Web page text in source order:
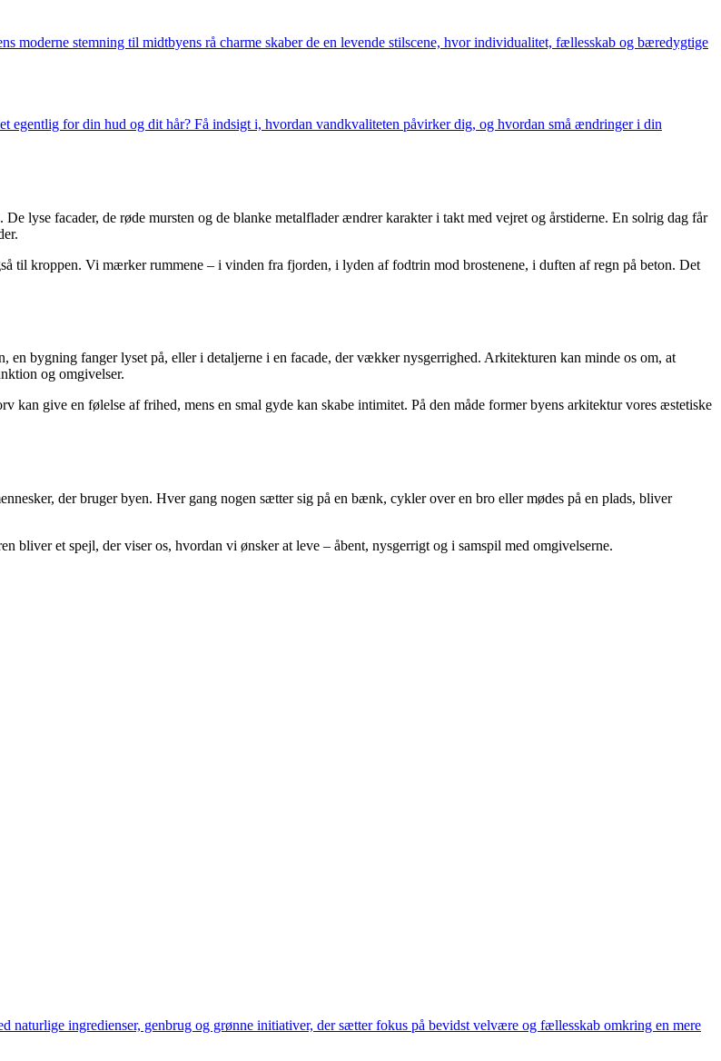
moderne stemning til midtbyens rå charme skaber de en levende stilscene, hvor individualitet, fællesskab og bæredygtige
egentlig for din hud og dit hår? Få indsigt i, hvordan vandkvaliteten påvirker dig, og hvordan små ændringer i din
lyse facader, de røde mursten og de blanke metalflader ændrer karakter i takt med vejret og årstiderne. En solrig dag får
til kroppen. Vi mærker rummene – i vinden fra fjorden, i lyden af fodtrin mod brostenene, i duften af regn på beton. Det
bygning fanger lyset på, eller i detaljerne i en facade, der vækker nysgerrighed. Arkitekturen kan minde os om, at
og omgivelser.
give en følelse af frihed, mens en smal gyde kan skabe intimitet. På den måde former byens arkitektur vores æstetiske
der bruger byen. Hver gang nogen sætter sig på en bænk, cykler over en bro eller mødes på en plads, bliver
bliver et spejl, der viser os, hvordan vi ønsker at leve – åbent, nysgerrigt og i samspil med omgivelserne.
naturlige ingredienser, genbrug og grønne initiativer, der sætter fokus på bevidst velvære og fællesskab omkring en mere